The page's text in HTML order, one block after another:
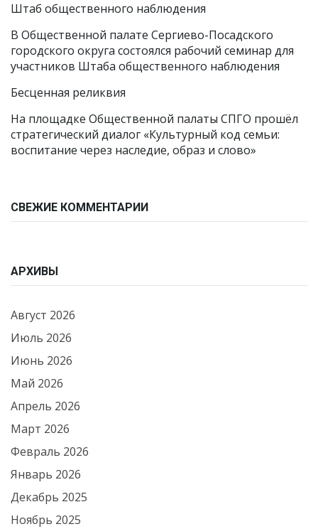
Штаб общественного наблюдения
В Общественной палате Сергиево-Посадского
городского округа состоялся рабочий семинар для
участников Штаба общественного наблюдения
Бесценная реликвия
На площадке Общественной палаты СПГО прошёл
стратегический диалог «Культурный код семьи:
воспитание через наследие, образ и слово»
СВЕЖИЕ КОММЕНТАРИИ
АРХИВЫ
Август 2026
Июль 2026
Июнь 2026
Май 2026
Апрель 2026
Март 2026
Февраль 2026
Январь 2026
Декабрь 2025
Ноябрь 2025